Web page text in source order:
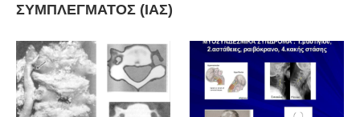
ΣΥΜΠΛΕΓΜΑΤΟΣ (ΙΑΣ)